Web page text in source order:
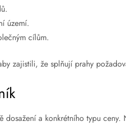
území.
cílům.
zajistili, že splňují prahy
dosažení a konkrétního typu